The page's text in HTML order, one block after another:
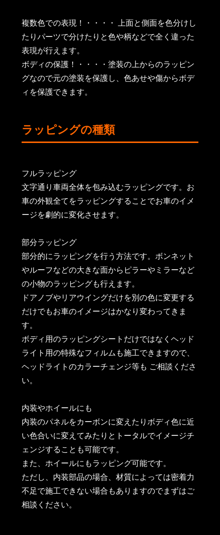
複数色での表現！・・・・ 上面と側面を色分けし
たりパーツで分けたりと色や柄などで全く違った
表現が行えます。
ボディの保護！・・・・塗装の上からのラッピン
グなので元の塗装を保護し、色あせや傷からボデ
ィを保護できます。
ラッピングの種類
フルラッピング
文字通り車両全体を包み込むラッピングです。お
車の外観全てをラッピングすることでお車のイメ
ージを劇的に変化させます。
部分ラッピング
部分的にラッピングを行う方法です。ボンネット
やルーフなどの大きな面からピラーやミラーなど
の小物のラッピングも行えます。
ドアノブやリアウイングだけを別の色に変更する
だけでもお車のイメージはかなり変わってきま
す。
ボディ用のラッピングシートだけではなくヘッド
ライト用の特殊なフィルムも施工できますので、
ヘッドライトのカラーチェンジ等も ご相談くださ
い。
内装やホイールにも
内装のパネルをカーボンに変えたりボディ色に近
い色合いに変えてみたりとトータルでイメージチ
ェンジすることも可能です。
また、ホイールにもラッピング可能です。
ただし、内装部品の場合、材質によっては密着力
不足で施工できない場合もありますのでまずはご
相談ください。